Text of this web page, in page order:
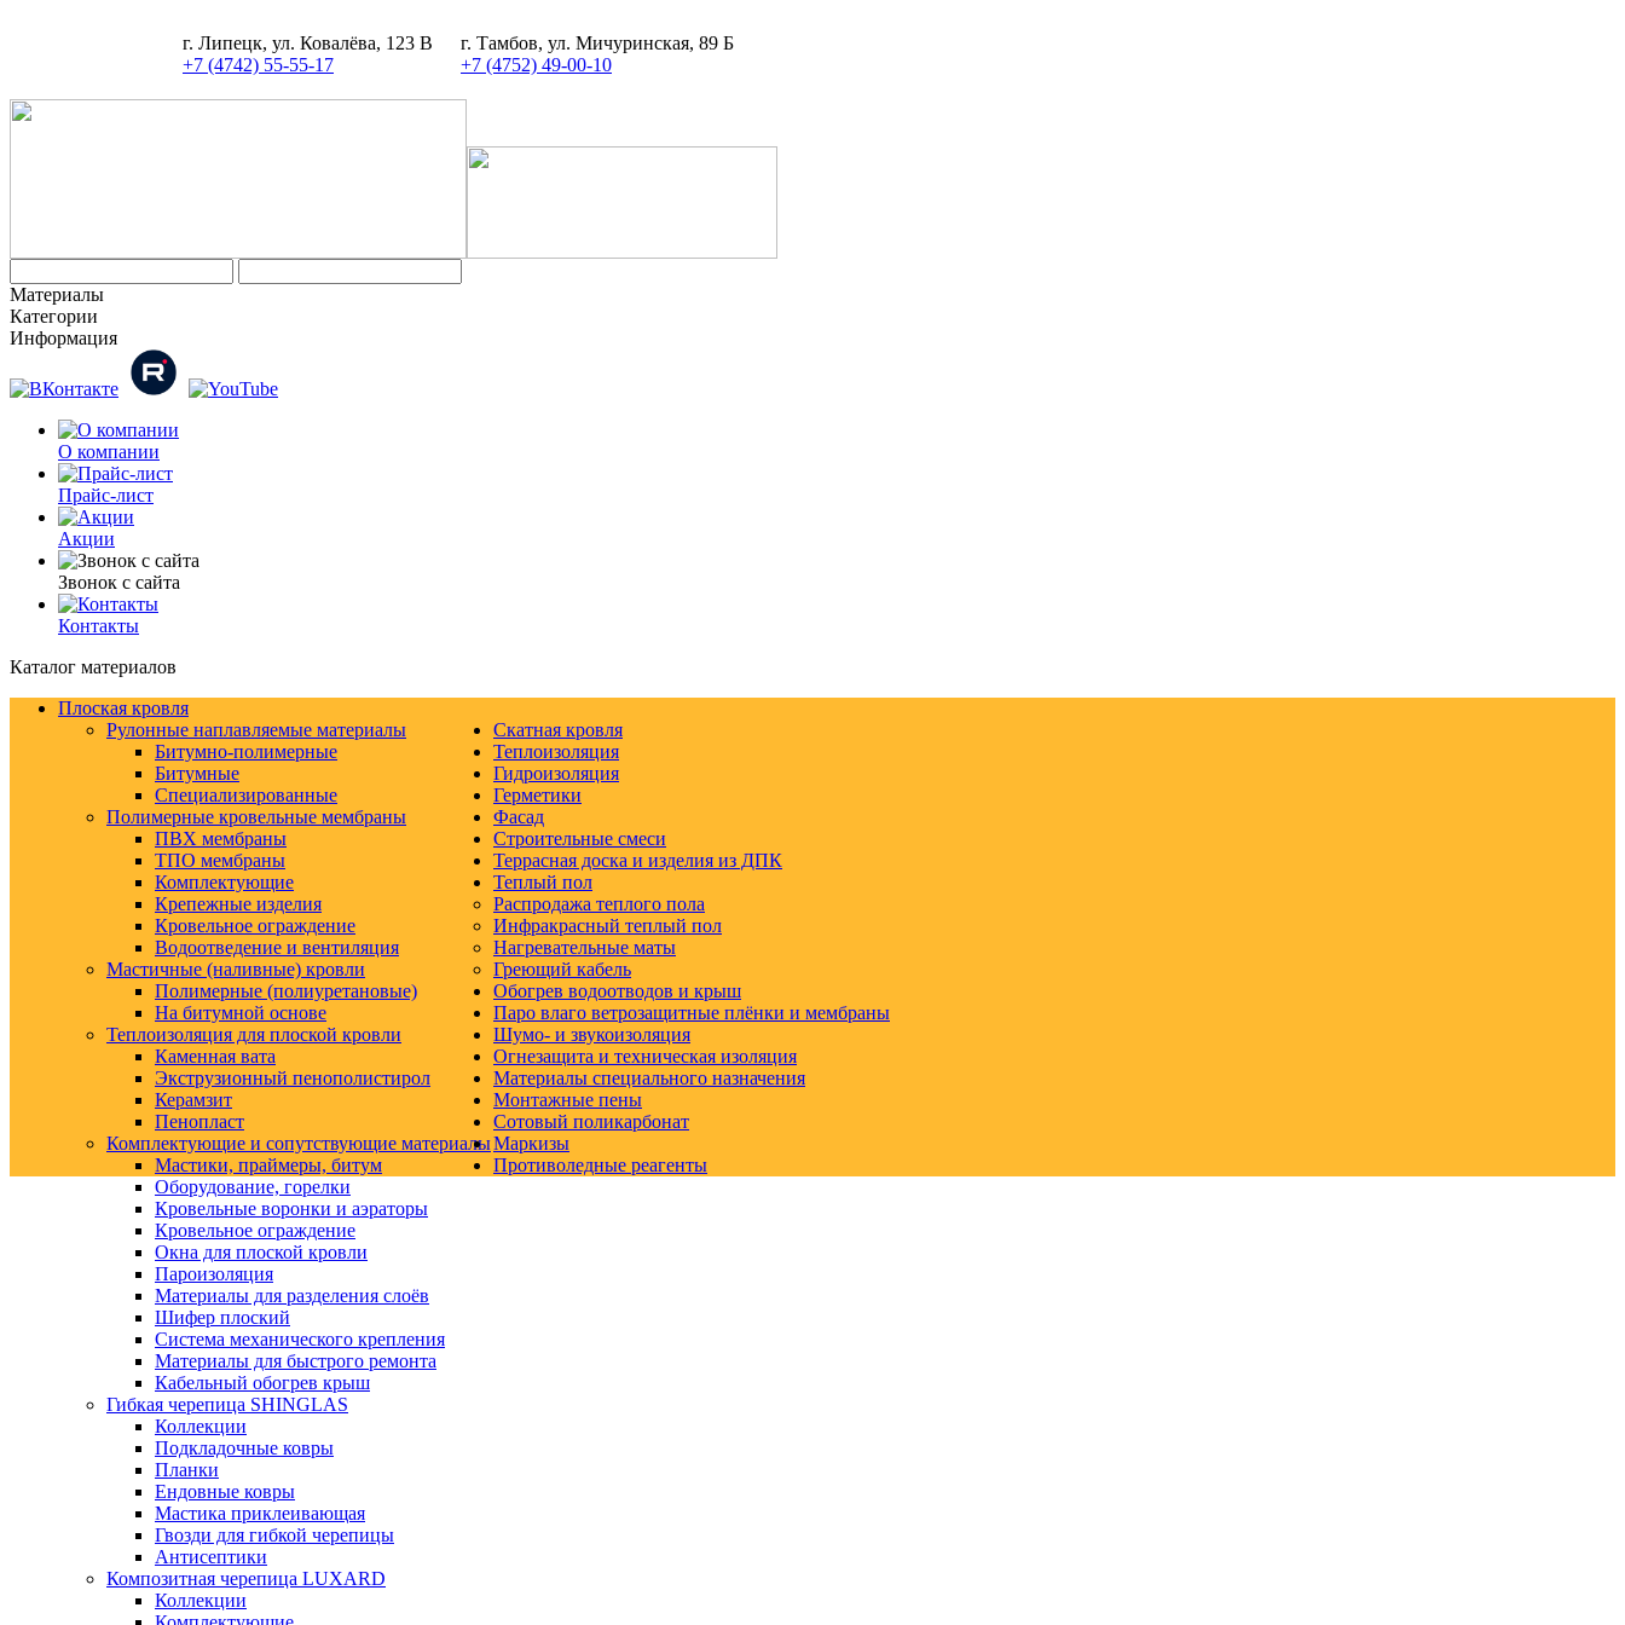
г. Липецк, ул. Ковалёва, 123 В
+7 (4742) 55-55-17
г. Тамбов, ул. Мичуринская, 89 Б
+7 (4752) 49-00-10
Материалы
Категории
Информация
О компании
Прайс-лист
Акции
Звонок с сайта
Контакты
Каталог материалов
Плоская кровля
Рулонные наплавляемые материалы
Битумно-полимерные
Битумные
Специализированные
Полимерные кровельные мембраны
ПВХ мембраны
ТПО мембраны
Комплектующие
Крепежные изделия
Кровельное ограждение
Водоотведение и вентиляция
Мастичные (наливные) кровли
Полимерные (полиуретановые)
На битумной основе
Теплоизоляция для плоской кровли
Каменная вата
Экструзионный пенополистирол
Керамзит
Пенопласт
Комплектующие и сопутствующие материалы
Мастики, праймеры, битум
Оборудование, горелки
Кровельные воронки и аэраторы
Кровельное ограждение
Окна для плоской кровли
Пароизоляция
Материалы для разделения слоёв
Шифер плоский
Система механического крепления
Материалы для быстрого ремонта
Кабельный обогрев крыш
Скатная кровля
Гибкая черепица SHINGLAS
Коллекции
Подкладочные ковры
Планки
Ендовные ковры
Мастика приклеивающая
Гвозди для гибкой черепицы
Антисептики
Композитная черепица LUXARD
Коллекции
Теплоизоляция
Гидроизоляция
Герметики
Фасад
Строительные смеси
Террасная доска и изделия из ДПК
Теплый пол
Распродажа теплого пола
Инфракрасный теплый пол
Нагревательные маты
Греющий кабель
Обогрев водоотводов и крыш
Паро влаго ветрозащитные плёнки и мембраны
Шумо- и звукоизоляция
Огнезащита и техническая изоляция
Материалы специального назначения
Монтажные пены
Сотовый поликарбонат
Маркизы
Противоледные реагенты